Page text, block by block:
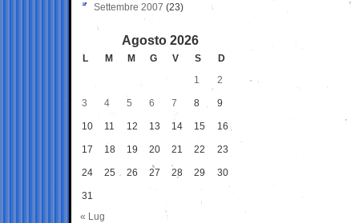
Settembre 2007 (23)
Agosto 2026
L M M G V S
D
1
2
3 4 5 6 7 8 9
10 11 12 13 14 15 16
17 18 19 20 21 22 23
24 25 26 27 28 29 30
31
« Lug